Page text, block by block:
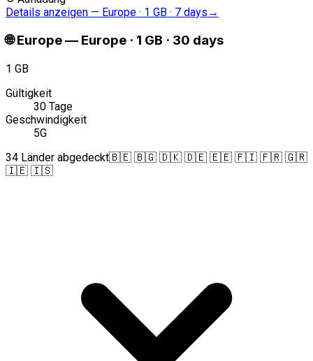
Details anzeigen — Europe · 1 GB · 7 days →
🌐 Europe— Europe · 1 GB · 30 days
1 GB
Gültigkeit
30 Tage
Geschwindigkeit
5G
34 Länder abgedeckt🇧🇪 🇧🇬 🇩🇰 🇩🇪 🇪🇪 🇫🇮 🇫🇷 🇬🇷
🇮🇪 🇮🇸